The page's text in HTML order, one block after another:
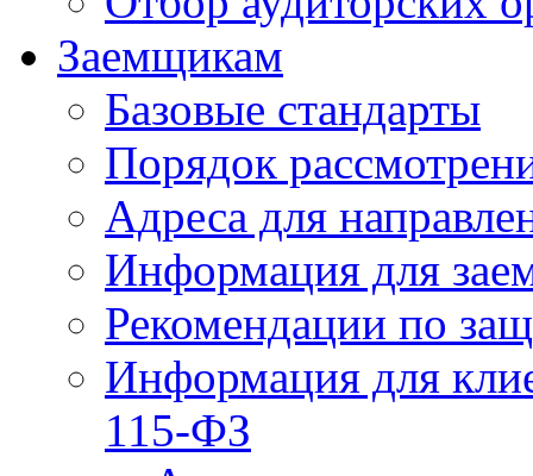
Заемщикам
Базовые стандарты
Порядок
Адреса для
Информация для
Рекомендации по
Информация для
115-ФЗ